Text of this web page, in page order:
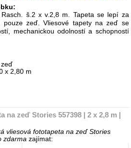
š.2 x v.2,8 m. Tapeta se lepí za
pouze zeď. Vliesové tapety na zeď se
mechanickou odolností a schopností
zeď
x 2,80 m
na zeď Stories 557398 | 2 x 2,8 m |
vliesová fototapeta na zeď Stories
zdarma zajímat: